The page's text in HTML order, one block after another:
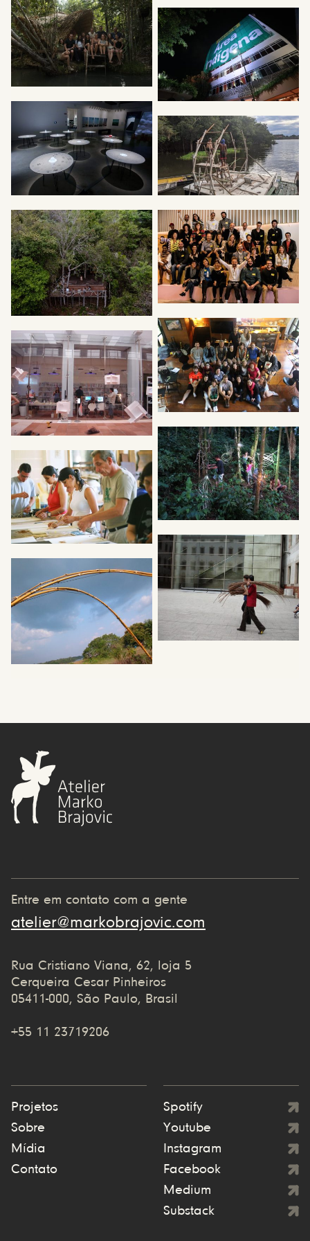
Entre em contato com a gente
atelier@markobrajovic.com
Rua Cristiano Viana, 62, loja 5
Cerqueira Cesar Pinheiros
05411-000, São Paulo, Brasil
+55 11 23719206
Projetos
Sobre
Mídia
Contato
Spotify
Youtube
Instagram
Facebook
Medium
Substack